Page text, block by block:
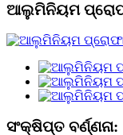
ଆଲୁମିନିୟମ
ସଂକ୍ଷିପ୍ତ ବର୍ଣ୍ଣନା: